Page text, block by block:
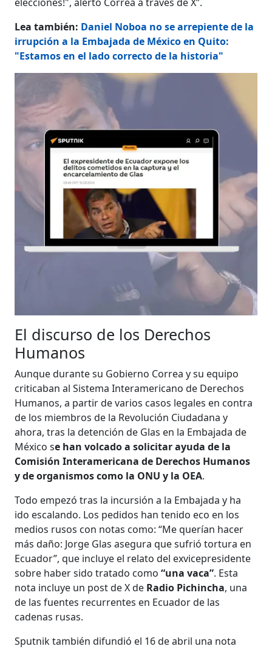
Lea también: Daniel Noboa no se arrepiente de la
irrupción a la Embajada de México en Quito:
"Estamos en el lado correcto de la historia"
El discurso de los Derechos
Humanos
Aunque durante su Gobierno Correa y su equipo
criticaban al Sistema Interamericano de Derechos
Humanos, a partir de varios casos legales en contra
de los miembros de la Revolución Ciudadana y
ahora, tras la detención de Glas en la Embajada de
México se han volcado a solicitar ayuda de la
Comisión Interamericana de Derechos Humanos
y de organismos como la ONU y la OEA.
Todo empezó tras la incursión a la Embajada y ha
ido escalando. Los pedidos han tenido eco en los
medios rusos con notas como: “Me querían hacer
más daño: Jorge Glas asegura que sufrió tortura en
Ecuador”, que incluye el relato del exvicepresidente
sobre haber sido tratado como“una vaca”. Esta
nota incluye un post de X de Radio Pichincha, una
de las fuentes recurrentes en Ecuador de las
cadenas rusas.
Sputnik también difundió el 16 de abril una nota